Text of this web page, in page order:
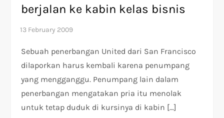
berjalan ke kabin kelas bisnis
Sebuah penerbangan United dari San Francisco
dilaporkan harus kembali karena penumpang
yang mengganggu. Penumpang lain dalam
penerbangan mengatakan pria itu menolak
untuk tetap duduk di kursinya di kabin […]